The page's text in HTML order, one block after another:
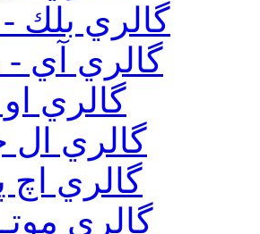
گالري بلك
گالري آي
گالري او
گالري ال
گالري اچ
گالري